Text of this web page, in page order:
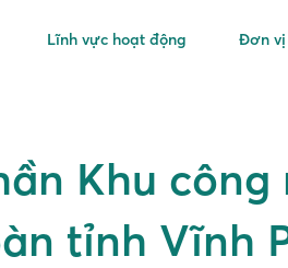
Lĩnh vực hoạt động Đơn vị
Khu
tỉnh Vĩnh